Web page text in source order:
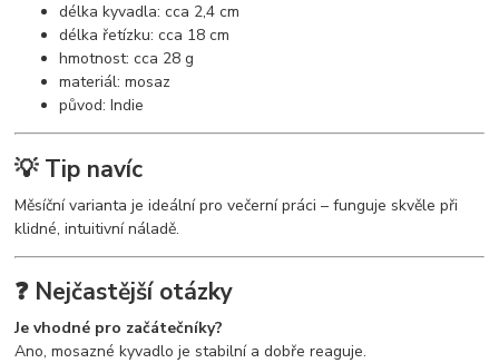
délka kyvadla: cca 2,4 cm
délka řetízku: cca 18 cm
hmotnost: cca 28 g
materiál: mosaz
původ: Indie
💡 Tip navíc
Měsíční varianta je ideální pro večerní práci – funguje skvěle při
klidné, intuitivní náladě.
❓ Nejčastější otázky
Je vhodné pro začátečníky?
Ano, mosazné kyvadlo je stabilní a dobře reaguje.